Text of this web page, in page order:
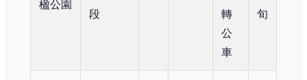
楹公園
段
轉
公
車
旬